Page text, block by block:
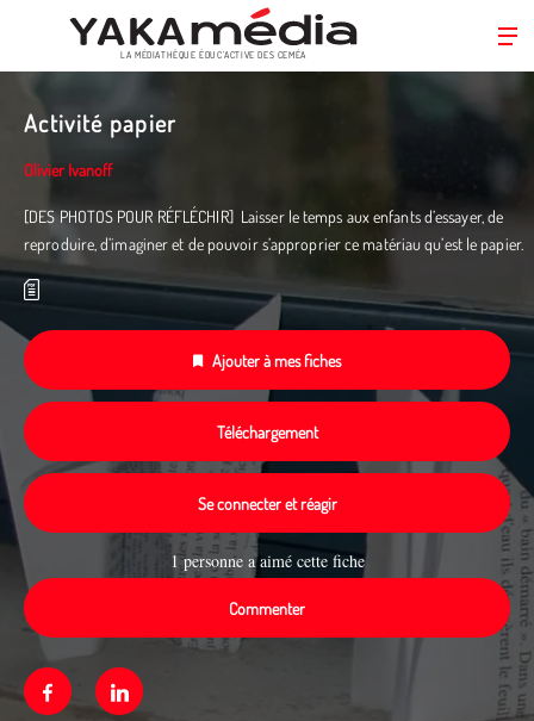
principal
LA MÉDIATHÈQUE ÉDUC’ACTIVE DES CEMÉA
Activité papier
Olivier Ivanoff
[DES PHOTOS POUR RÉFLÉCHIR] Laisser le temps aux enfants d’essayer, de
reproduire, d’imaginer et de pouvoir s’approprier ce matériau qu’est le papier.
Ajouter à mes fiches
Téléchargement
Se connecter et réagir
1 personne a aimé cette fiche
Commenter
FacebookLinkedin